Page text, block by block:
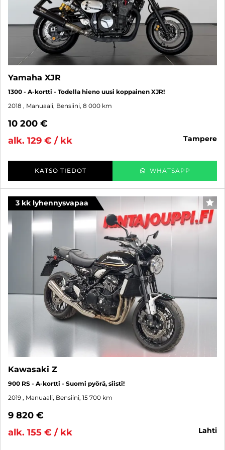
Yamaha XJR
1300 - A-kortti - Todella hieno uusi koppainen XJR!
2018 , Manuaali, Bensiini, 8 000 km
10 200 €
alk. 129 € / kk
tampere
KATSO TIEDOT WHATSAPP
3 kk lyhennysvapaa
Kawasaki Z
900 RS - A-kortti - Suomi pyörä, siisti!
2019 , Manuaali, Bensiini, 15 700 km
9 820 €
alk. 155 € / kk
lahti